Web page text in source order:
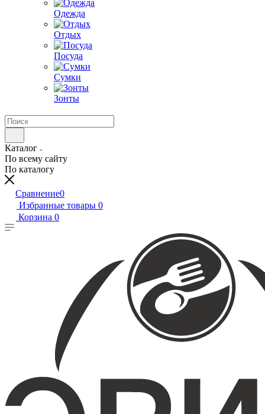
Одежда
Отдых
Посуда
Сумки
Зонты
Каталог
По всему сайту
По каталогу
Сравнение0
Избранные товары 0
Корзина 0